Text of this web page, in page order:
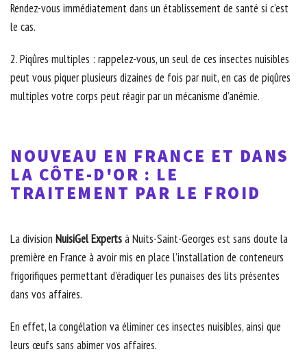
Rendez-vous immédiatement dans un établissement de santé si c’est
le cas.
2. Piqûres multiples : rappelez-vous, un seul de ces insectes nuisibles
peut vous piquer plusieurs dizaines de fois par nuit, en cas de piqûres
multiples votre corps peut réagir par un mécanisme d’anémie.
NOUVEAU EN FRANCE ET DANS
LA CÔTE-D'OR : LE
TRAITEMENT PAR LE FROID
La division NuisiGel Expertsà Nuits-Saint-Georges est sans doute la
première en France à avoir mis en place l’installation de conteneurs
frigorifiques permettant d’éradiquer les punaises des lits présentes
dans vos affaires.
En effet, la congélation va éliminer ces insectes nuisibles, ainsi que
leurs œufs sans abimer vos affaires.